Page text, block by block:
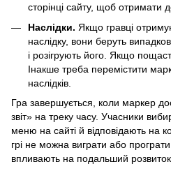
сторінці сайту, щоб отримати
Наслідки. Якщо гравці
наслідку, вони беруть
і розігрують його. Якщо
Інакше треба перемістити
наслідків.
Гра завершується, коли маркер
звіт» на треку часу. Учасники
меню на сайті й відповідають на
грі не можна виграти або програти,
впливають на подальший